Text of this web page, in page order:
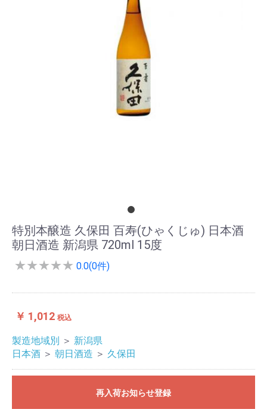
特別本醸造 久保田 百寿(ひゃくじゅ) 日本酒
朝日酒造 新潟県 720ml 15度
★★★★★ 0.0(0件)
￥ 1,012税込
製造地域別 ＞ 新潟県
日本酒 ＞ 朝日酒造 ＞ 久保田
再入荷お知らせ登録